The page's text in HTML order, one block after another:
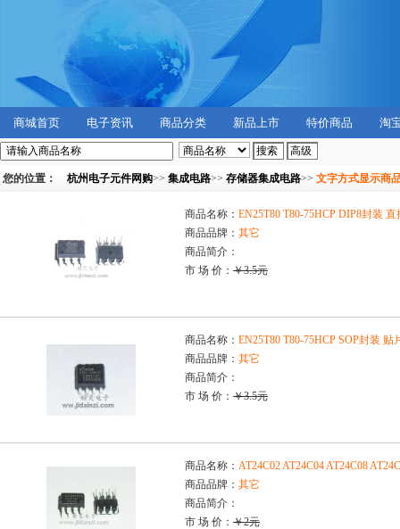
商城首页 电子资讯 商品分类 新品上市 特价商品 淘
您的位置： 杭州电子元件网购>> 集成电路>> 存储器集成电路>> 文字方式显示商
商品名称： EN25T80 T80-75HCP DIP8封装
商品品牌： 其它
商品简介：
市 场 价： ￥3.5元
商品名称： EN25T80 T80-75HCP SOP封装
商品品牌： 其它
商品简介：
市 场 价： ￥3.5元
商品名称： AT24C02 AT24C04 AT24C08
商品品牌： 其它
商品简介：
市 场 价： ￥2元